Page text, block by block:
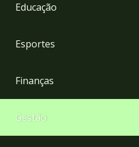
Educação
Esportes
Finanças
Gestão